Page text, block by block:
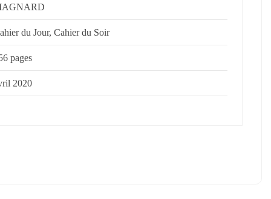
du Jour, Cahier du Soir
pages
2020